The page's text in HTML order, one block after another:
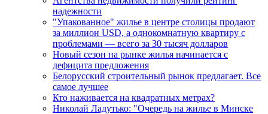
надежности
"Упакованное" жилье в центре столицы продают
за миллион USD, а однокомнатную квартиру с
проблемами — всего за 30 тысяч долларов
Новый сезон на рынке жилья начинается с
дефицита предложения
Белорусский строительный рынок предлагает. Все
самое лучшее
Кто наживается на квадратных метрах?
Николай Ладутько: "Очередь на жилье в Минске